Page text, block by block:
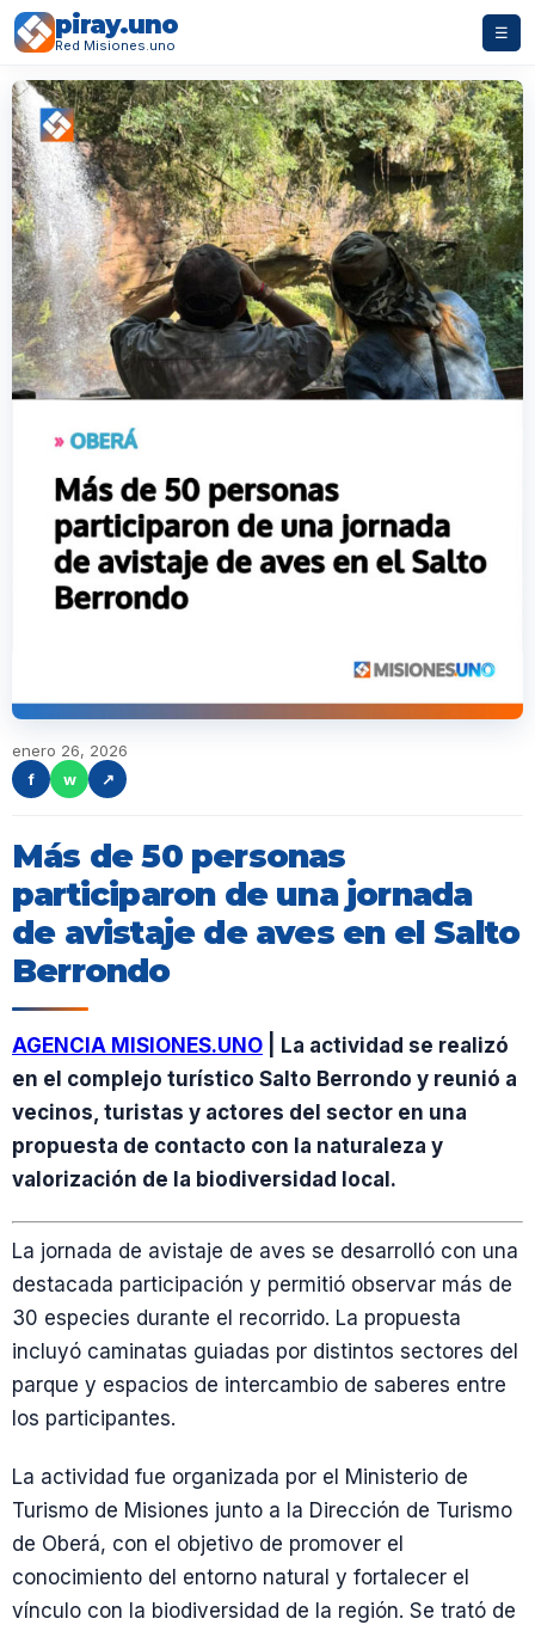
piray.uno
Red Misiones.uno
☰
enero 26, 2026
f
w ↗
Más de 50 personas
participaron de una jornada
de avistaje de aves en el Salto
Berrondo
AGENCIA MISIONES.UNO | La actividad se realizó
en el complejo turístico Salto Berrondo y reunió a
vecinos, turistas y actores del sector en una
propuesta de contacto con la naturaleza y
valorización de la biodiversidad local.
La jornada de avistaje de aves se desarrolló con una
destacada participación y permitió observar más de
30 especies durante el recorrido. La propuesta
incluyó caminatas guiadas por distintos sectores del
parque y espacios de intercambio de saberes entre
los participantes.
La actividad fue organizada por el Ministerio de
Turismo de Misiones junto a la Dirección de Turismo
de Oberá, con el objetivo de promover el
conocimiento del entorno natural y fortalecer el
vínculo con la biodiversidad de la región. Se trató de